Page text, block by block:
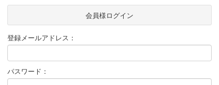
会員様ログイン
登録メールアドレス：
パスワード：